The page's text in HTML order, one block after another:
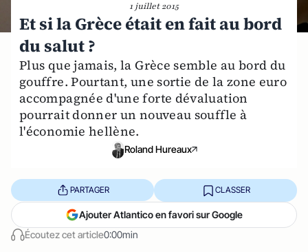
1 juillet 2015
Et si la Grèce était en fait au bord
du salut ?
Plus que jamais, la Grèce semble au bord du
gouffre. Pourtant, une sortie de la zone euro
accompagnée d'une forte dévaluation
pourrait donner un nouveau souffle à
l'économie hellène.
Roland Hureaux
Écoutez cet article0:00min
PARTAGER CLASSER
Ajouter Atlantico en favori sur Google